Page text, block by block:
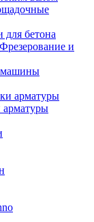
для бетона
Фрезерование и
машины
арматуры